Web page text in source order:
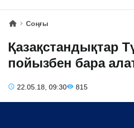
Соңғы
Қазақстандықтар
пойызбен бара
22.05.18, 09:30 815